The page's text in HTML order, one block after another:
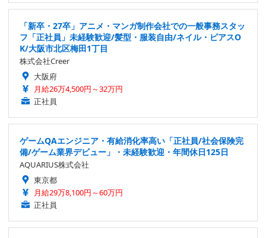
「新卒・27卒」アニメ・マンガ制作会社での一般事務スタッ
フ「正社員」未経験歓迎/髪型・服装自由/ネイル・ピアスO
K/大阪市北区梅田1丁目
株式会社Creer
大阪府
月給26万4,500円～32万円
正社員
ゲームQAエンジニア・有給消化率高い「正社員/社会保険完
備/ゲーム業界デビュー」・未経験歓迎・年間休日125日
AQUARIUS株式会社
東京都
月給29万8,100円～60万円
正社員